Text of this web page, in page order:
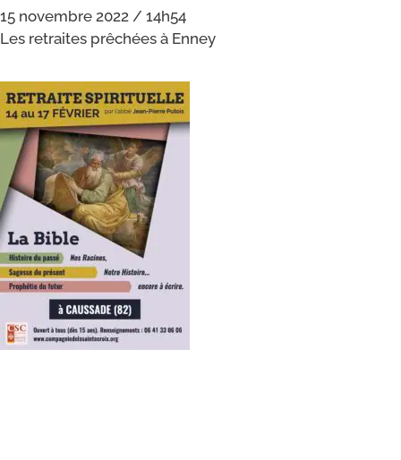
15 novembre 2022
14h54
Les retraites prê­chées à Enney